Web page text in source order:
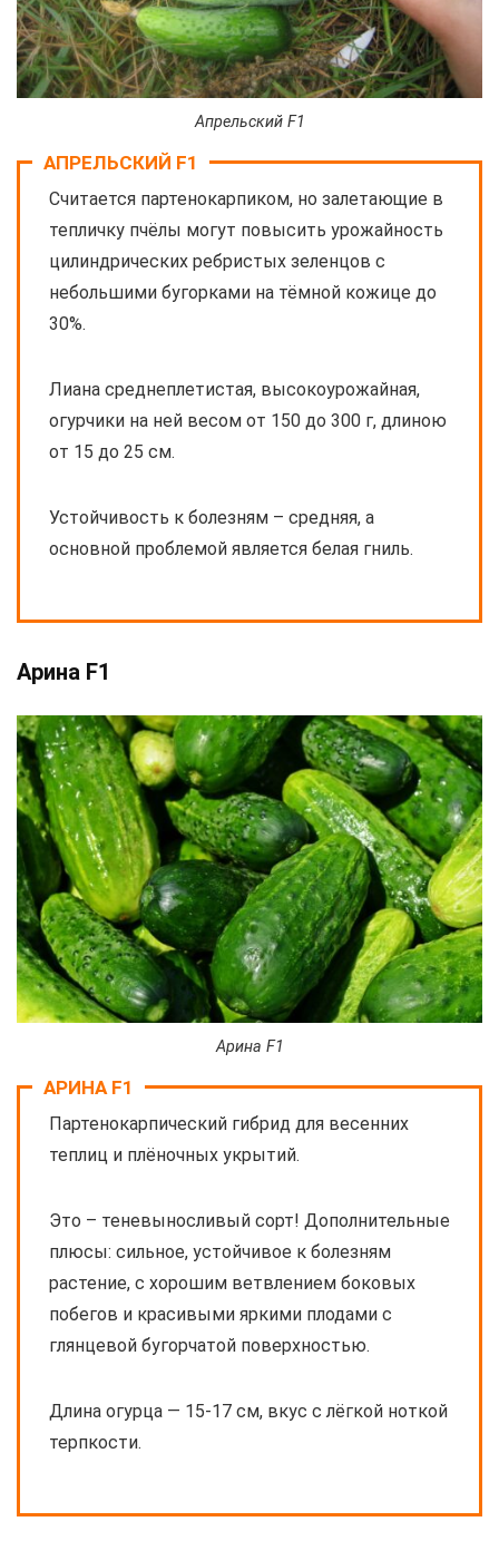
Апрельский F1
АПРЕЛЬСКИЙ F1
Считается партенокарпиком, но залетающие в
тепличку пчёлы могут повысить урожайность
цилиндрических ребристых зеленцов с
небольшими бугорками на тёмной кожице до
30%.
Лиана среднеплетистая, высокоурожайная,
огурчики на ней весом от 150 до 300 г, длиною
от 15 до 25 см.
Устойчивость к болезням – средняя, а
основной проблемой является белая гниль.
Арина F1
Арина F1
АРИНА F1
Партенокарпический гибрид для весенних
теплиц и плёночных укрытий.
Это – теневыносливый сорт! Дополнительные
плюсы: сильное, устойчивое к болезням
растение, с хорошим ветвлением боковых
побегов и красивыми яркими плодами с
глянцевой бугорчатой поверхностью.
Длина огурца — 15-17 см, вкус с лёгкой ноткой
терпкости.